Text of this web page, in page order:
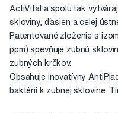
ActiVital a spolu tak
skloviny, ďasien a celej
Patentované zloženie s
ppm) spevňuje zubnú
zubných krčkov.
Obsahuje inovatívny
baktérií k zubnej sklovine.